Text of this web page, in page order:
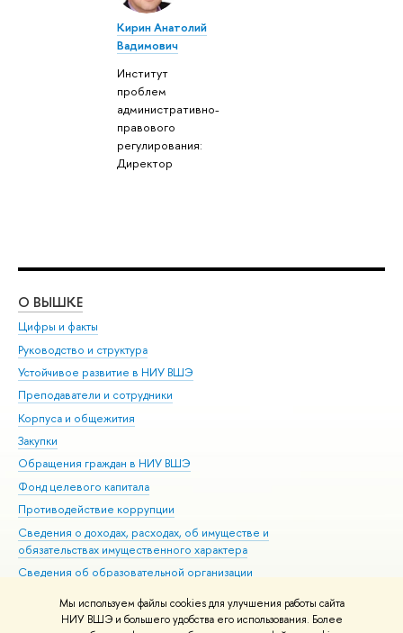
Мы используем файлы cookies для улучшения работы сайта
НИУ ВШЭ и большего удобства его использования. Более
Кирин Анатолий
Вадимович
Институт
проблем
административно-
правового
регулирования:
Директор
О ВЫШКЕ
Цифры и факты
Руководство и структура
Устойчивое развитие в НИУ ВШЭ
Преподаватели и сотрудники
Корпуса и общежития
Закупки
Обращения граждан в НИУ ВШЭ
Фонд целевого капитала
Противодействие коррупции
Сведения о доходах, расходах, об имуществе и
обязательствах имущественного характера
Сведения об образовательной организации
Людям с ограниченными возможностями здоровья
Единая платежная страница